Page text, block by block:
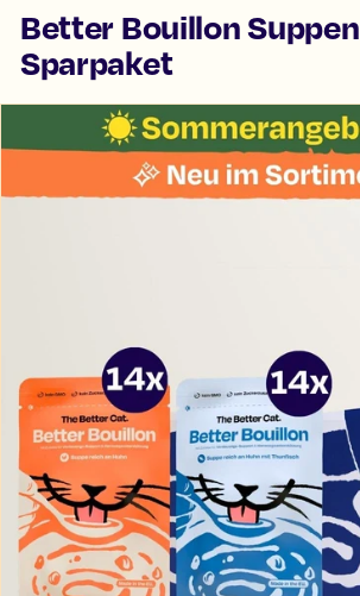
Better Bouillon Suppen
Sparpaket